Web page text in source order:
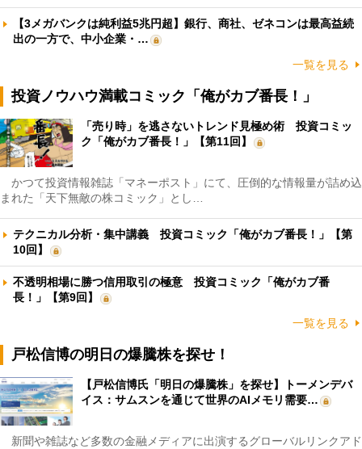
【3メガバンクは純利益5兆円超】銀行、商社、ゼネコンは最高益続
出の一方で、中小企業・…
一覧を見る
投資ノウハウ満載コミック「俺がカブ番長！」
「売り時」を逃さないトレンド見極め術 投資コミッ
ク「俺がカブ番長！」【第11回】
かつて投資情報雑誌「マネーポスト」にて、圧倒的な情報量が詰め込
まれた「天下無敵の株コミック」とし…
テクニカル分析・集中講義 投資コミック「俺がカブ番長！」【第
10回】
不透明相場に勝つ信用取引の極意 投資コミック「俺がカブ番
長！」【第9回】
一覧を見る
戸松信博の明日の爆騰株を探せ！
【戸松信博氏「明日の爆騰株」を探せ】トーメンデバ
イス：サムスンを通じて世界のAIメモリ需要…
新聞や雑誌など多数の金融メディアに出演するグローバルリンクアド